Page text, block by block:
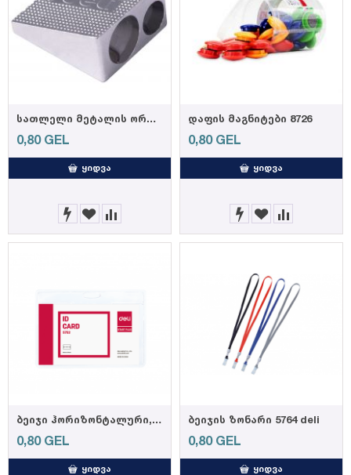
სათლელი მეტალის ორმაგი 39762 (6935205397621)
0,80 GEL
ᲧᲘᲓᲕᲐ
დაფის მაგნიტები 8726
0,80 GEL
ᲧᲘᲓᲕᲐ
ბეიჯი ჰორიზონტალური, დამჭერით 5752
0,80 GEL
ᲧᲘᲓᲕᲐ
ბეიჯის ზონარი 5764 deli
0,80 GEL
ᲧᲘᲓᲕᲐ